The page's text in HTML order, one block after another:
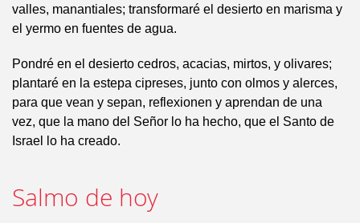
valles, manantiales; transformaré el desierto en marisma y
el yermo en fuentes de agua.
Pondré en el desierto cedros, acacias, mirtos, y olivares;
plantaré en la estepa cipreses, junto con olmos y alerces,
para que vean y sepan, reflexionen y aprendan de una
vez, que la mano del Señor lo ha hecho, que el Santo de
Israel lo ha creado.
Salmo de hoy